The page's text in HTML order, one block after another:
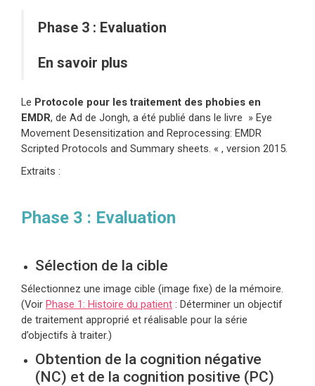
Phase 3 : Evaluation
En savoir plus
Le Protocole pour les traitement des phobies en
EMDR, de Ad de Jongh, a été publié dans le livre » Eye
Movement Desensitization and Reprocessing: EMDR
Scripted Protocols and Summary sheets. « , version 2015.
Extraits :
Phase 3 : Evaluation
Sélection de la cible
Sélectionnez une image cible (image fixe) de la mémoire.
(Voir Phase 1: Histoire du patient : Déterminer un objectif
de traitement approprié et réalisable pour la série
d’objectifs à traiter.)
Obtention de la cognition négative
(NC) et de la cognition positive (PC)